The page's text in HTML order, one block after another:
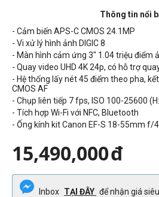
Thông tin nổi
- Cảm biến APS-C CMOS 24.1MP
- Vi xử lý hình ảnh DIGIC 8
- Màn hình cảm ứng 3" 1.04 triệu điểm
- Quay video UHD 4K 24p, có hỗ trợ
- Hệ thống lấy nét 45 điểm theo pha,
CMOS AF
- Chụp liên tiếp 7 fps, ISO 100-25600
- Tích hợp Wi-Fi với NFC, Bluetooth
- Ống kính kit Canon EF-S 18-55mm f/
15,490,000đ
Inbox TẠI ĐÂY để nhận giá